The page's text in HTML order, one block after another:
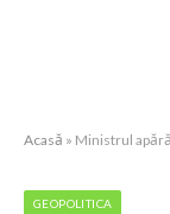
Acasă » Ministrul apărării al
GEOPOLITICA